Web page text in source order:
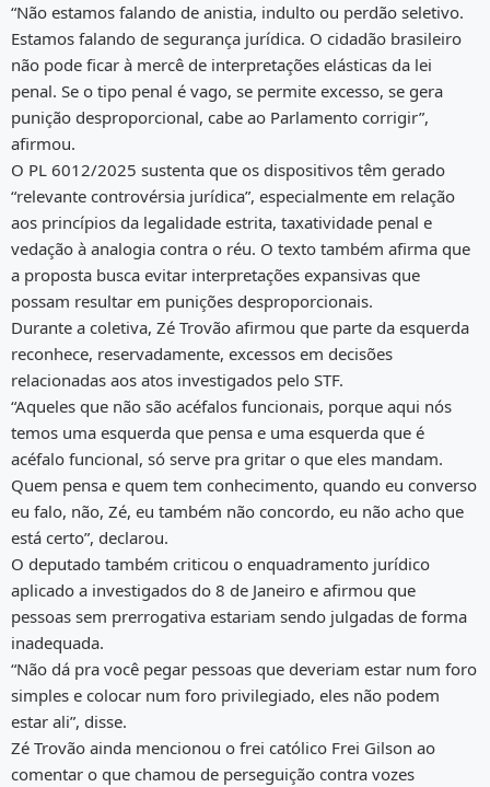
“Não estamos falando de anistia, indulto ou perdão seletivo.
Estamos falando de segurança jurídica. O cidadão brasileiro
não pode ficar à mercê de interpretações elásticas da lei
penal. Se o tipo penal é vago, se permite excesso, se gera
punição desproporcional, cabe ao Parlamento corrigir”,
afirmou.
O PL 6012/2025 sustenta que os dispositivos têm gerado
“relevante controvérsia jurídica”, especialmente em relação
aos princípios da legalidade estrita, taxatividade penal e
vedação à analogia contra o réu. O texto também afirma que
a proposta busca evitar interpretações expansivas que
possam resultar em punições desproporcionais.
Durante a coletiva, Zé Trovão afirmou que parte da esquerda
reconhece, reservadamente, excessos em decisões
relacionadas aos atos investigados pelo STF.
“Aqueles que não são acéfalos funcionais, porque aqui nós
temos uma esquerda que pensa e uma esquerda que é
acéfalo funcional, só serve pra gritar o que eles mandam.
Quem pensa e quem tem conhecimento, quando eu converso
eu falo, não, Zé, eu também não concordo, eu não acho que
está certo”, declarou.
O deputado também criticou o enquadramento jurídico
aplicado a investigados do 8 de Janeiro e afirmou que
pessoas sem prerrogativa estariam sendo julgadas de forma
inadequada.
“Não dá pra você pegar pessoas que deveriam estar num foro
simples e colocar num foro privilegiado, eles não podem
estar ali”, disse.
Zé Trovão ainda mencionou o frei católico Frei Gilson ao
comentar o que chamou de perseguição contra vozes